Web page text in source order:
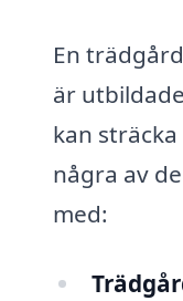
En
är
kan
några av
med: